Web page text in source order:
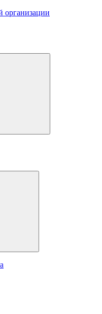
организации